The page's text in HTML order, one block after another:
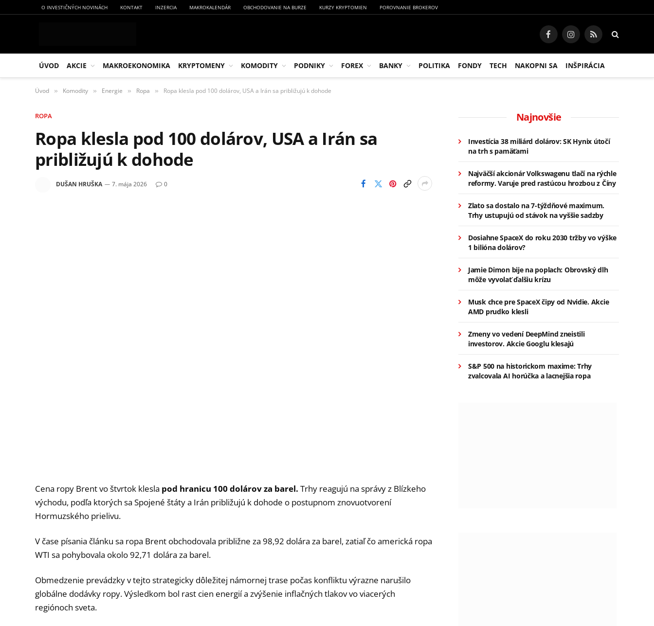
O INVESTIČNÝCH NOVINÁCH KONTAKT INZERCIA MAKROKALENDÁR OBCHODOVANIE NA BURZE KURZY KRYPTOMIEN POROVNANIE BROKEROV
FacebookInstagram
RSS
ÚVOD AKCIE MAKROEKONOMIKA KRYPTOMENY KOMODITY PODNIKY FOREX BANKY POLITIKA FONDY TECH NAKOPNI SA INŠPIRÁCIA
Úvod » Komodity » Energie » Ropa » Ropa klesla pod 100 dolárov, USA a Irán sa približujú k dohode
ROPA
Ropa klesla pod 100 dolárov, USA a Irán sa
približujú k dohode
DUŠAN HRUŠKA 7. mája 2026 0
Cena ropy Brent vo štvrtok klesla pod hranicu 100 dolárov za barel. Trhy reagujú na správy z Blízkeho
východu, podľa ktorých sa Spojené štáty a Irán približujú k dohode o postupnom znovuotvorení
Hormuzského prielivu.
V čase písania článku sa ropa Brent obchodovala približne za 98,92 dolára za barel, zatiaľ čo americká ropa
WTI sa pohybovala okolo 92,71 dolára za barel.
Obmedzenie prevádzky v tejto strategicky dôležitej námornej trase počas konfliktu výrazne narušilo
globálne dodávky ropy. Výsledkom bol rast cien energií a zvýšenie inflačných tlakov vo viacerých
regiónoch sveta.
Najnovšie
Investícia 38 miliárd dolárov: SK Hynix útočí
na trh s pamäťami
Najväčší akcionár Volkswagenu tlačí na rýchle
reformy. Varuje pred rastúcou hrozbou z Číny
Zlato sa dostalo na 7-týždňové maximum.
Trhy ustupujú od stávok na vyššie sadzby
Dosiahne SpaceX do roku 2030 tržby vo výške
1 bilióna dolárov?
Jamie Dimon bije na poplach: Obrovský dlh
môže vyvolať ďalšiu krízu
Musk chce pre SpaceX čipy od Nvidie. Akcie
AMD prudko klesli
Zmeny vo vedení DeepMind zneistili
investorov. Akcie Googlu klesajú
S&P 500 na historickom maxime: Trhy
zvalcovala AI horúčka a lacnejšia ropa